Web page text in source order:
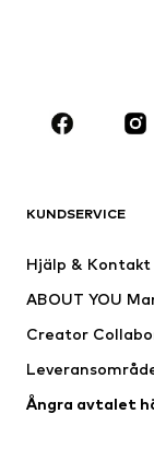
KLÄDER
Jackor
Underkläder
Kostymer & kavajer
Badkläder
Tillfällen
Upcycling
KUNDSERVICE
Hjälp & Kontakt
ABOUT YOU
Creator
Ångra avtalet